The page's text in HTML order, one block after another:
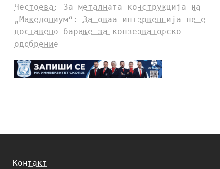
Честоева: За металната конструкција на
„Македониум“: За оваа интервенција не е
доставено барање за конзерваторско
одобрение
Контакт